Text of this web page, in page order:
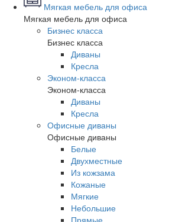
Мягкая мебель для офиса
Мягкая мебель для офиса
Бизнес класса
Бизнес класса
Диваны
Кресла
Эконом-класса
Эконом-класса
Диваны
Кресла
Офисные диваны
Офисные диваны
Белые
Двухместные
Из кожзама
Кожаные
Мягкие
Небольшие